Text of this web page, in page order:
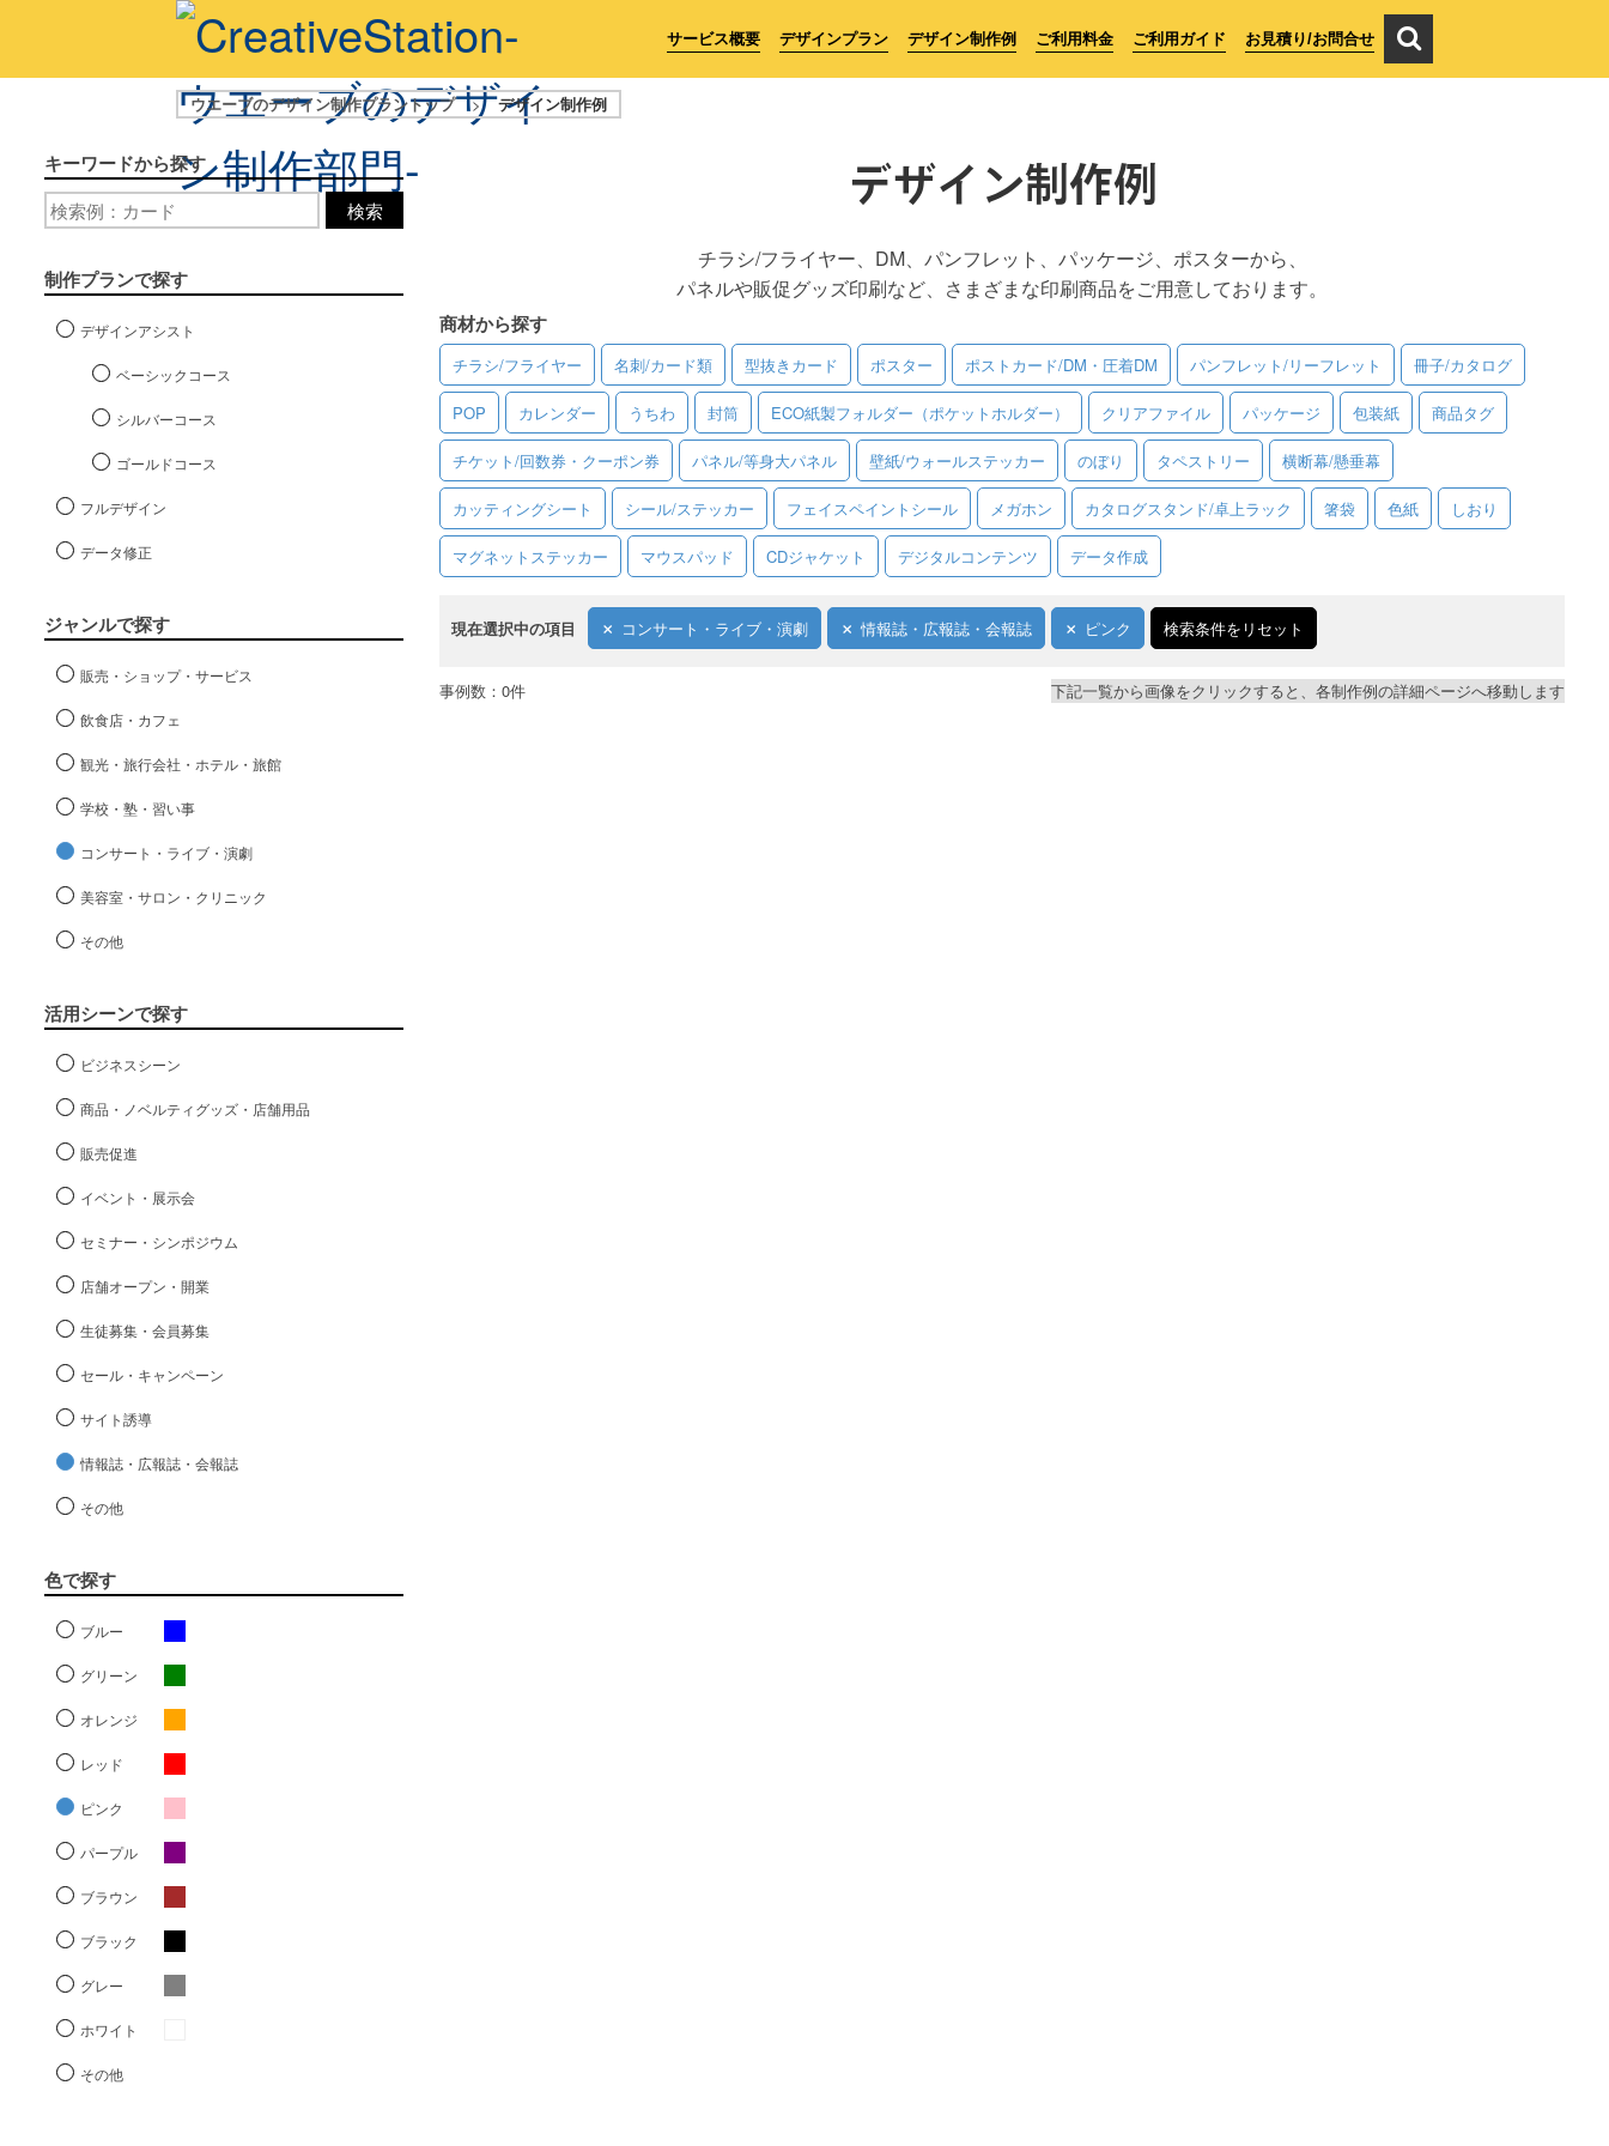
サービス概要 デザインプラン デザイン制作例 ご利用料金 ご利用ガイド お見積り/お問合せ
ウエーブのデザイン制作プラントップ > デザイン制作例
デザイン制作例
チラシ/フライヤー、DM、パンフレット、パッケージ、ポスターから、
パネルや販促グッズ印刷など、さまざまな印刷商品をご用意しております。
商材から探す
チラシ/フライヤー 名刺/カード類 型抜きカード ポスター ポストカード/DM・圧着DM パンフレット/リーフレット 冊子/カタログ
POP カレンダー うちわ 封筒 ECO紙製フォルダー（ポケットホルダー） クリアファイル パッケージ 包装紙 商品タグ
チケット/回数券・クーポン券 パネル/等身大パネル 壁紙/ウォールステッカー のぼり タペストリー 横断幕/懸垂幕
カッティングシート シール/ステッカー フェイスペイントシール メガホン カタログスタンド/卓上ラック 箸袋 色紙 しおり
マグネットステッカー マウスパッド CDジャケット デジタルコンテンツ データ作成
現在選択中の項目 コンサート・ライブ・演劇 情報誌・広報誌・会報誌 ピンク 検索条件をリセット
キーワードから探す
検索
制作プランで探す
デザインアシスト
ベーシックコース
シルバーコース
ゴールドコース
フルデザイン
データ修正
ジャンルで探す
販売・ショップ・サービス
飲食店・カフェ
観光・旅行会社・ホテル・旅館
学校・塾・習い事
コンサート・ライブ・演劇
美容室・サロン・クリニック
その他
活用シーンで探す
ビジネスシーン
商品・ノベルティグッズ・店舗用品
販売促進
イベント・展示会
セミナー・シンポジウム
店舗オープン・開業
生徒募集・会員募集
セール・キャンペーン
サイト誘導
情報誌・広報誌・会報誌
その他
色で探す
ブルー
グリーン
オレンジ
レッド
ピンク
パープル
ブラウン
ブラック
グレー
ホワイト
その他
事例数：0件 下記一覧から画像をクリックすると、各制作例の詳細ページへ移動します